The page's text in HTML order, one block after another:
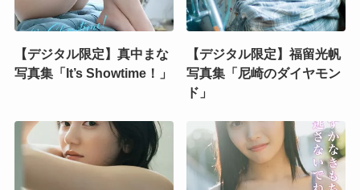
【デジタル限定】真中まな
写真集「It’s Showtime！」
【デジタル限定】福留光帆
写真集「尼崎のダイヤモン
ド」